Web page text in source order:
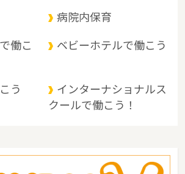
んで四国に、北は山陰地方と接しており、 中
、中部は吉備高原などの丘陵地、南部は平野
。 県北部は山と温泉に、南部は穏やかな海と
病院内保育
働こ
ベビーホテルで働こう
う
インターナショナルス
クールで働こう！